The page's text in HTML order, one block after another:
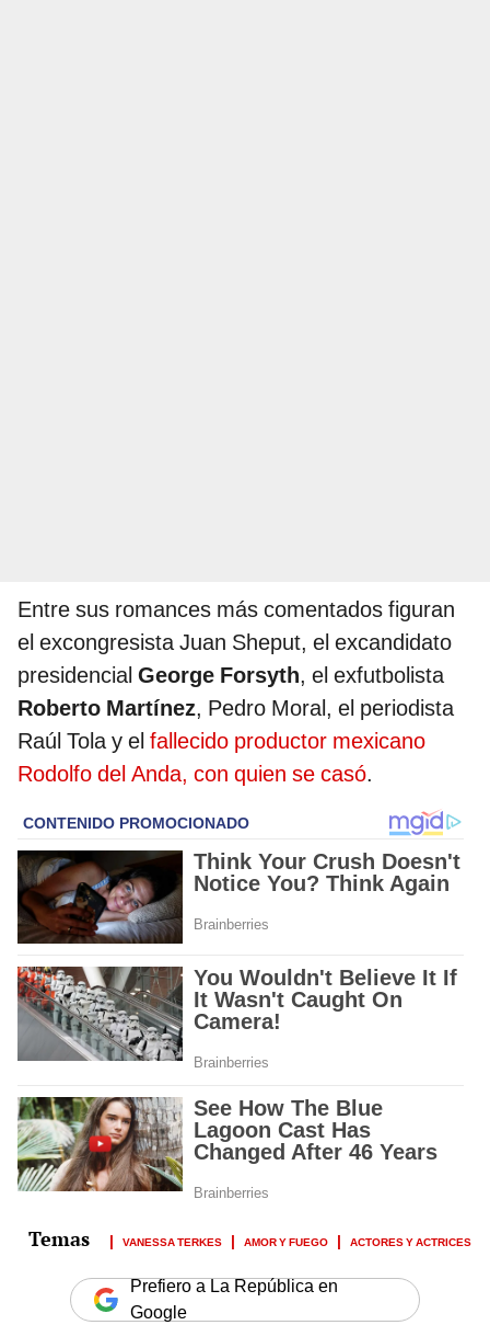
Entre sus romances más comentados figuran
el excongresista Juan Sheput, el excandidato
presidencial George Forsyth, el exfutbolista
Roberto Martínez, Pedro Moral, el periodista
Raúl Tola y el fallecido productor mexicano
Rodolfo del Anda, con quien se casó.
VANESSA TERKES AMOR Y FUEGO ACTORES Y ACTRICES
Prefiero a La República en
Google